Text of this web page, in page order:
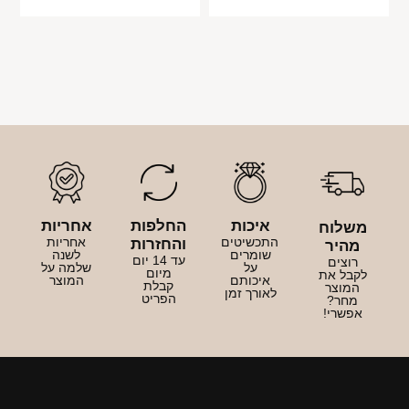
משלוח
מהיר
רוצים
לקבל את
המוצר
מחר?
אפשרי!
איכות
התכשיטים
שומרים
על
איכותם
לאורך זמן
החלפות
והחזרות
עד 14 יום
מיום
קבלת
הפריט
אחריות
אחריות
לשנה
שלמה על
המוצר